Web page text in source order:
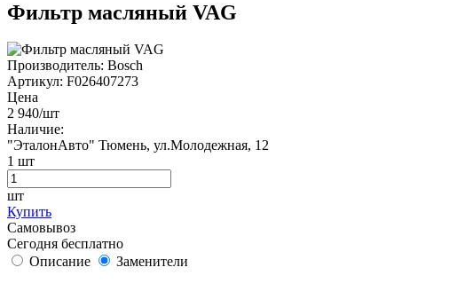
Фильтр масляный VAG
Производитель: Bosch
Артикул: F026407273
Цена
2 940/шт
Наличие:
"ЭталонАвто" Тюмень, ул.Молодежная, 12
1 шт
шт
Купить
Самовывоз
Сегодня бесплатно
Описание
Заменители